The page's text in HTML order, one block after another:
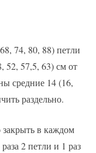
74, 80, 88) петли
52, 57,5, 63) см от
средние 14 (16,
раздельно.
в каждом
2 петли и 1 раз